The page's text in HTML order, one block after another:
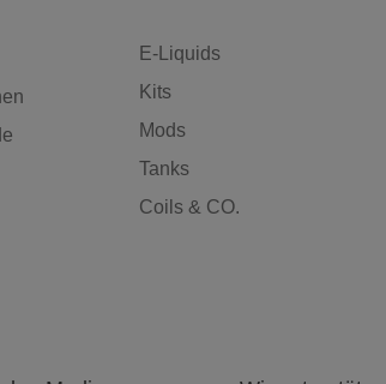
E-Liquids
Kits
Mods
Tanks
Coils & CO.